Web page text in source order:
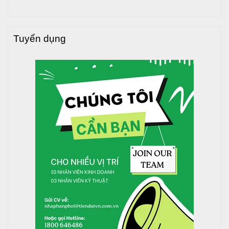
Có thể điều khiển bằng điều khiển từ xa và cũng có
thể kết nối Wifi để điều khiển Robot làm việc mọi lúc
2. Chính sách dịch vụ Robot hút bụi và lau nhà
Nhà phân phối Tiến Đạtvới hệ thống phân phối
hàng đầu, uy tín - chuyên nghiệp tại TP.Hồ Chí Minh,
Bình Dương, Đồng Nai, Long An, Tây Ninh... và các
tỉnh lân cận. Chúng tôi luôn mang lại nhiều giá trị
nhất, lợi ích cho quý khách hàng khi mua và sử dụng
sản phẩm của công ty chúng tôi, như giao hàng
Tuyển dụng